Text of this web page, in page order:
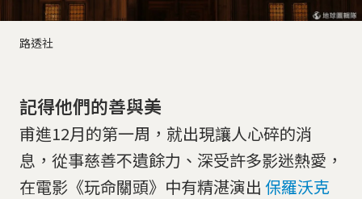
路透社
記得他們的善與美
​甫進12月的第一周，就出現讓人心碎的消
息，從事慈善不遺餘力、深受許多影迷熱愛，
在電影《玩命關頭》中有精湛演出 保羅沃克